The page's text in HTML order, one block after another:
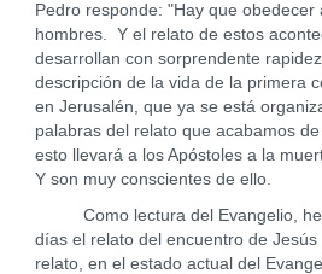
Pedro responde: "Hay que obedecer
hombres. Y el relato de estos
desarrollan con sorprendente
descripción de la vida de la primera
en Jerusalén, que ya se está
palabras del relato que acabamos
esto llevará a los Apóstoles a la
Y son muy conscientes de ello.
Como lectura del Evangelio,
días el relato del encuentro de Jesús
relato, en el estado actual del